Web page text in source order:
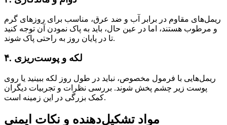
ریمل‌های مقاوم در برابر آب و ضد عرق، مناسب برای روزهای گرم
و مرطوب هستند، اما در عین حال، باید به پاک نمودن آن توجه کنید
تا در پایان روز به راحتی پاک شوند.
۴. لکه و پوست‌ریزی
ریمل‌هایی با فرمول مخصوص، نباید در طول روز لکه ببینید یا روی
پوست زیر چشم پخش شوند. بررسی نظرات و تجربیات دیگران
کمک بزرگی در این زمینه است.
مواد تشکیل‌دهنده و نکات ایمنی